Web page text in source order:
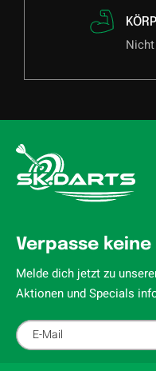
Verpasse
Melde dich jetzt zu
Aktionen und Specials